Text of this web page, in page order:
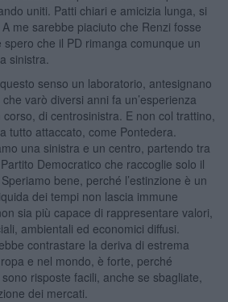
uniti. Patti chiari e amicizia lunga, si
me sarebbe piaciuto che Renzi fosse
spero che il PD rimanga comunque un
sinistra.
senso un laboratorio, antesignano
varò diversi anni fa un’esperienza
di centrosinistra. E non col trattino,
tutto attaccato, come Pontedera.
una sinistra e un centro, partendo tra
Democratico che raccoglie solo il
bene, perché l’estinzione è un
dei tempi non lascia immune
sia più capace di rappresentare valori,
ambientali ed economici diffusi.
contrastare la deriva di estrema
e nel mondo, è forte, perché
risposte facili, anche se sbagliate,
dei mercati.